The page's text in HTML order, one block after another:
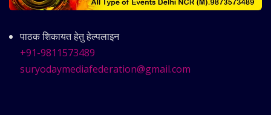
पाठक शिकायत हेतु हेल्पलाइन
+91-9811573489
suryodaymediafederation@gmail.com